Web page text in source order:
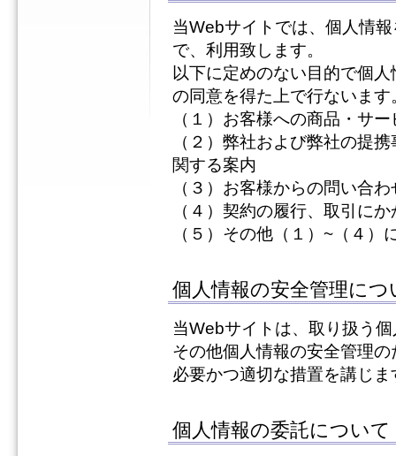
当Webサイトでは、個人情
で、利用致します。
以下に定めのない目的で個
の同意を得た上で行ないます
（１）お客様への商品・サ
（２）弊社および弊社の提
関する案内
（３）お客様からの問い合
（４）契約の履行、取引に
（５）その他（１）~（４）
個人情報の安全管理につ
当Webサイトは、取り扱う
その他個人情報の安全管理の
必要かつ適切な措置を講じま
個人情報の委託について